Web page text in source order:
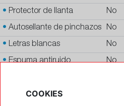
• Protector de llanta No
• Autosellante de pinchazos No
• Letras blancas No
•Espuma antiruido No
Banda blanca
COOKIES